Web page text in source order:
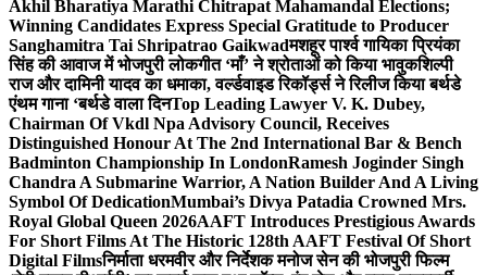
Akhil Bharatiya Marathi Chitrapat Mahamandal Elections;
Winning Candidates Express Special Gratitude to Producer
Sanghamitra Tai Shripatrao Gaikwadमशहूर पार्श्व गायिका प्रियंका
सिंह की आवाज में भोजपुरी लोकगीत ‘माँ’ ने श्रोताओं को किया भावुकशिल्पी
राज और दामिनी यादव का धमाका, वर्ल्डवाइड रिकॉर्ड्स ने रिलीज किया बर्थडे
एंथम गाना ‘बर्थडे वाला दिनTop Leading Lawyer V. K. Dubey,
Chairman Of Vkdl Npa Advisory Council, Receives
Distinguished Honour At The 2nd International Bar & Bench
Badminton Championship In LondonRamesh Joginder Singh
Chandra A Submarine Warrior, A Nation Builder And A Living
Symbol Of DedicationMumbai’s Divya Patadia Crowned Mrs.
Royal Global Queen 2026AAFT Introduces Prestigious Awards
For Short Films At The Historic 128th AAFT Festival Of Short
Digital Filmsनिर्माता धरमवीर और निर्देशक मनोज सेन की भोजपुरी फिल्म